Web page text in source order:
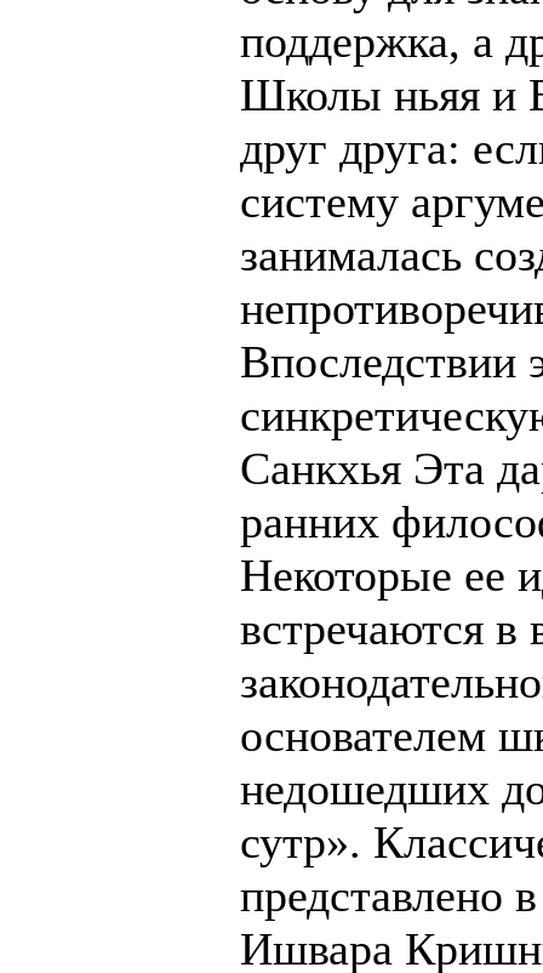
поддержка, а
Школы ньяя и
друг друга:
систему
занималась
Впоследствии
Санкхья Эта
ранних
Некоторые ее
встречаются в
основателем
недошедших
сутр».
представлено
Ишвара